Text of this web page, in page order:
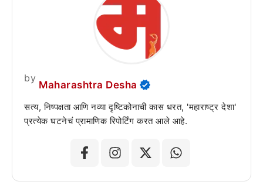
by
Maharashtra Desha
सत्य, निष्पक्षता आणि नव्या दृष्टिकोनाची कास धरत, 'महाराष्ट्र देशा'
प्रत्येक घटनेचं प्रामाणिक रिपोर्टिंग करत आले आहे.